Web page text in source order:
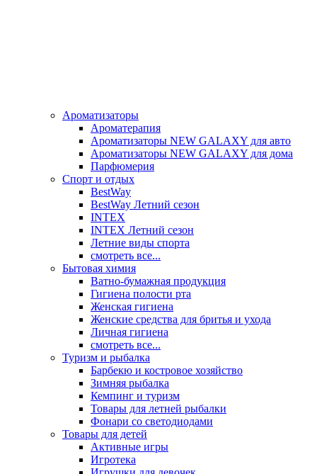
Ароматизаторы
Ароматерапия
Ароматизаторы NEW GALAXY для авто
Ароматизаторы NEW GALAXY для дома
Парфюмерия
Спорт и отдых
BestWay
BestWay Летний сезон
INTEX
INTEX Летний сезон
Летние виды спорта
смотреть все...
Бытовая химия
Ватно-бумажная продукция
Гигиена полости рта
Женская гигиена
Женские средства для бритья и ухода
Личная гигиена
смотреть все...
Туризм и рыбалка
Барбекю и костровое хозяйство
Зимняя рыбалка
Кемпинг и туризм
Товары для летней рыбалки
Фонари со светодиодами
Товары для детей
Активные игры
Игротека